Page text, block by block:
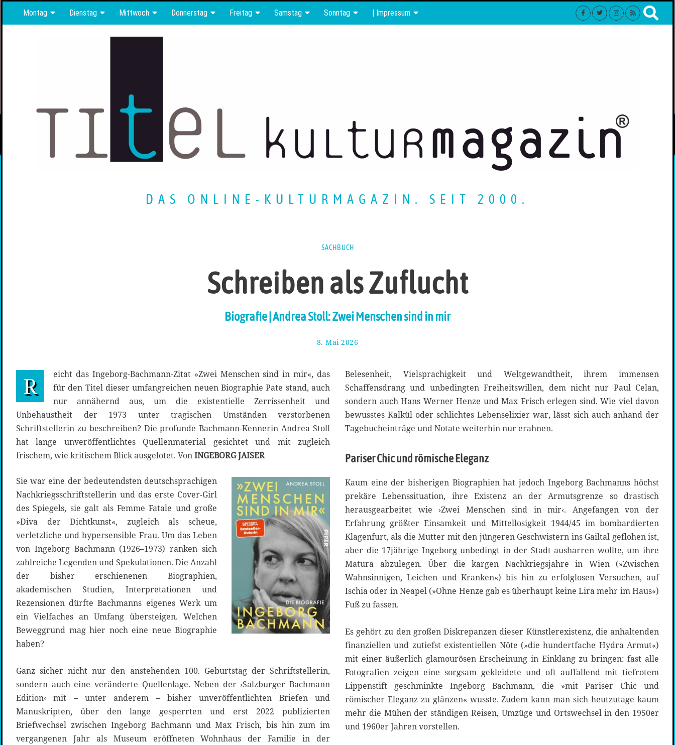
Montag Dienstag Mittwoch Donnerstag Freitag Samstag Sonntag | Impressum
DAS ONLINE-KULTURMAGAZIN. SEIT 2000.
SACHBUCH
Schreiben als Zuflucht
Biografie | Andrea Stoll: Zwei Menschen sind in mir
8. Mai 2026
M
i
2
0
6
R
eicht das Ingeborg-Bachmann-Zitat »Zwei Menschen sind in mir«, das
für den Titel dieser umfangreichen neuen Biographie Pate stand, auch
nur annähernd aus, um die existentielle Zerrissenheit und
Unbehaustheit der 1973 unter tragischen Umständen verstorbenen
Schriftstellerin zu beschreiben? Die profunde Bachmann-Kennerin Andrea Stoll
hat lange unveröffentlichtes Quellenmaterial gesichtet und mit zugleich
frischem, wie kritischem Blick ausgelotet. VonINGEBORG JAISER
Sie war eine der bedeutendsten deutschsprachigen
Nachkriegsschriftstellerin und das erste Cover-Girl
des Spiegels, sie galt als Femme Fatale und große
»Diva der Dichtkunst«, zugleich als scheue,
verletzliche und hypersensible Frau. Um das Leben
von Ingeborg Bachmann (1926–1973) ranken sich
zahlreiche Legenden und Spekulationen. Die Anzahl
der bisher erschienenen Biographien,
akademischen Studien, Interpretationen und
Rezensionen dürfte Bachmanns eigenes Werk um
ein Vielfaches an Umfang übersteigen. Welchen
Beweggrund mag hier noch eine neue Biographie
haben?
Ganz sicher nicht nur den anstehenden 100. Geburtstag der Schriftstellerin,
sondern auch eine veränderte Quellenlage. Neben der ›Salzburger Bachmann
Edition‹ mit – unter anderem – bisher unveröffentlichten Briefen und
Manuskripten, über den lange gesperrten und erst 2022 publizierten
Briefwechsel zwischen Ingeborg Bachmann und Max Frisch, bis hin zum im
vergangenen Jahr als Museum eröffneten Wohnhaus der Familie in der
Belesenheit, Vielsprachigkeit und Weltgewandtheit, ihrem immensen
Schaffensdrang und unbedingten Freiheitswillen, dem nicht nur Paul Celan,
sondern auch Hans Werner Henze und Max Frisch erlegen sind. Wie viel davon
bewusstes Kalkül oder schlichtes Lebenselixier war, lässt sich auch anhand der
Tagebucheinträge und Notate weiterhin nur erahnen.
Pariser Chic und römische Eleganz
Kaum eine der bisherigen Biographien hat jedoch Ingeborg Bachmanns höchst
prekäre Lebenssituation, ihre Existenz an der Armutsgrenze so drastisch
herausgearbeitet wie ›Zwei Menschen sind in mir‹. Angefangen von der
Erfahrung größter Einsamkeit und Mittellosigkeit 1944/45 im bombardierten
Klagenfurt, als die Mutter mit den jüngeren Geschwistern ins Gailtal geflohen ist,
aber die 17jährige Ingeborg unbedingt in der Stadt ausharren wollte, um ihre
Matura abzulegen. Über die kargen Nachkriegsjahre in Wien (»Zwischen
Wahnsinnigen, Leichen und Kranken«) bis hin zu erfolglosen Versuchen, auf
Ischia oder in Neapel (»Ohne Henze gab es überhaupt keine Lira mehr im Haus«)
Fuß zu fassen.
Es gehört zu den großen Diskrepanzen dieser Künstlerexistenz, die anhaltenden
finanziellen und zutiefst existentiellen Nöte (»die hundertfache Hydra Armut«)
mit einer äußerlich glamourösen Erscheinung in Einklang zu bringen: fast alle
Fotografien zeigen eine sorgsam gekleidete und oft auffallend mit tiefrotem
Lippenstift geschminkte Ingeborg Bachmann, die »mit Pariser Chic und
römischer Eleganz zu glänzen« wusste. Zudem kann man sich heutzutage kaum
mehr die Mühen der ständigen Reisen, Umzüge und Ortswechsel in den 1950er
und 1960er Jahren vorstellen.